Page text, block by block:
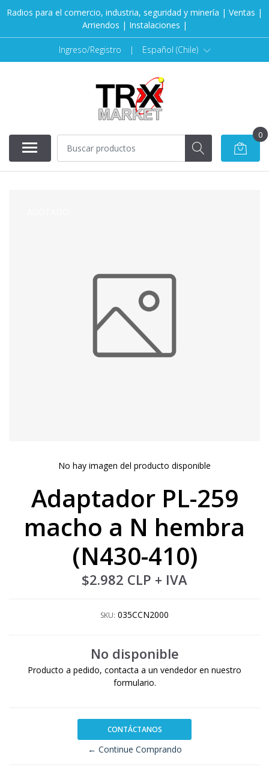
Radios para el comercio, industria, seguridad y minería | Ventas |
Arriendos | Instalaciones |
Ingreso/Registro | Español (Chile)
0
No hay imagen del producto disponible
Adaptador PL-259
macho a N hembra
(N430-410)
$2.982 CLP + IVA
SKU: 035CCN2000
No disponible
Producto a pedido, contacta a un vendedor en nuestro
formulario.
CONTÁCTANOS
← Continue Comprando